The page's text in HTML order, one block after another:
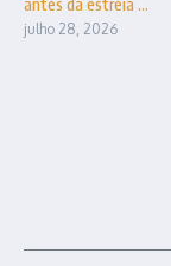
julho 28, 2026